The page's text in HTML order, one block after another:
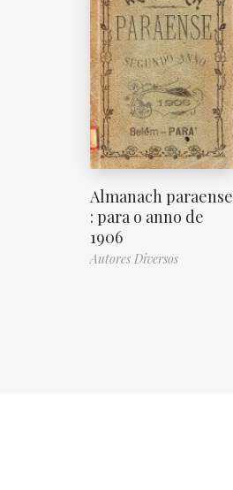
Almanach paraense
: para o anno de
1906
Autores Diversos